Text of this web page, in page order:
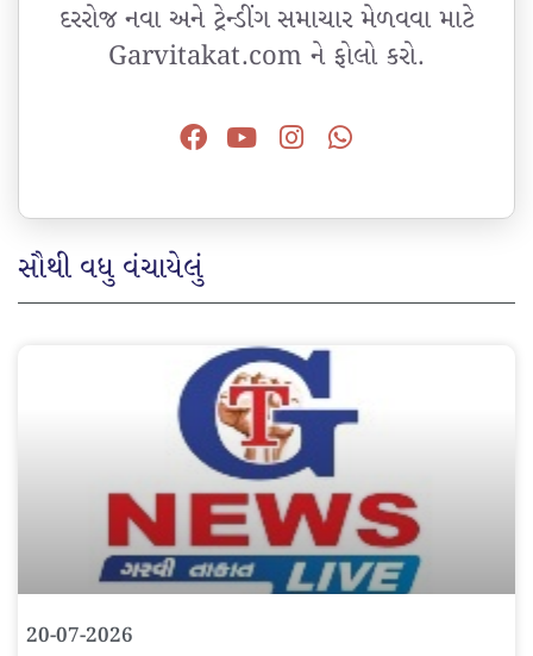
દરરોજ નવા અને ટ્રેન્ડીંગ સમાચાર મેળવવા માટે
Garvitakat.com ને ફોલો કરો.
સૌથી વધુ વંચાયેલું
20-07-2026